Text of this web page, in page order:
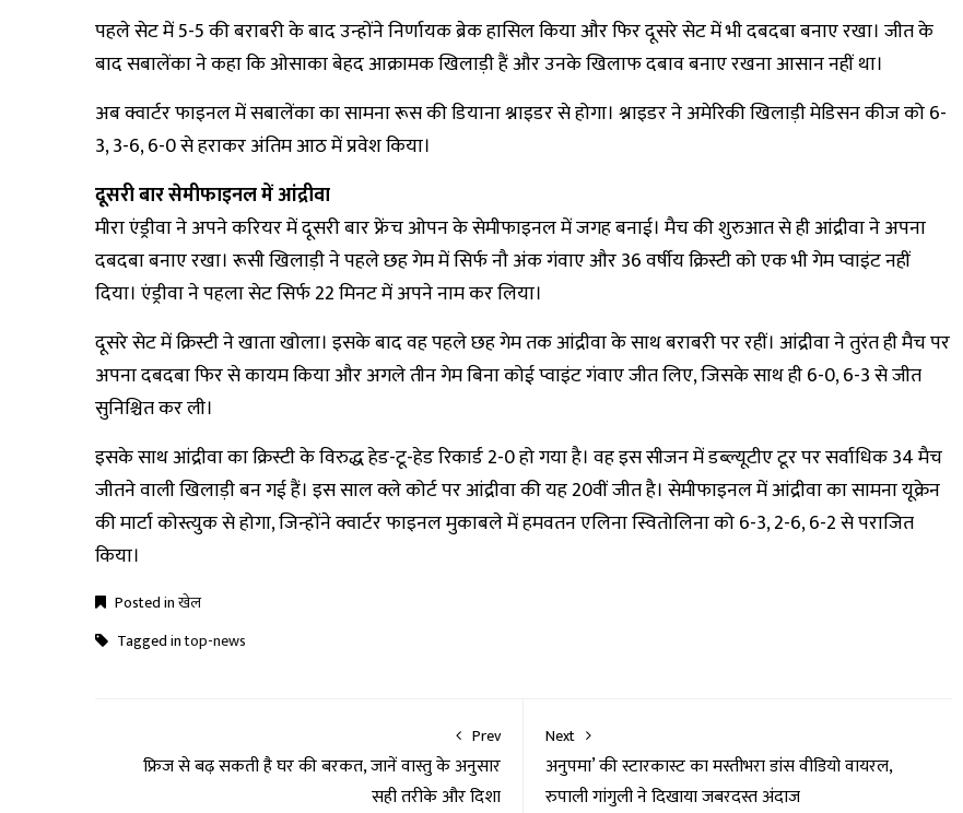
पहले सेट में 5-5 की बराबरी के बाद उन्होंने निर्णायक ब्रेक हासिल किया और फिर दूसरे सेट में भी दबदबा बनाए रखा। जीत के
बाद सबालेंका ने कहा कि ओसाका बेहद आक्रामक खिलाड़ी हैं और उनके खिलाफ दबाव बनाए रखना आसान नहीं था।
अब क्वार्टर फाइनल में सबालेंका का सामना रूस की डियाना श्नाइडर से होगा। श्नाइडर ने अमेरिकी खिलाड़ी मेडिसन कीज को 6-
3, 3-6, 6-0 से हराकर अंतिम आठ में प्रवेश किया।
दूसरी बार सेमीफाइनल में आंद्रीवा
मीरा एंड्रीवा ने अपने करियर में दूसरी बार फ्रेंच ओपन के सेमीफाइनल में जगह बनाई। मैच की शुरुआत से ही आंद्रीवा ने अपना
दबदबा बनाए रखा। रूसी खिलाड़ी ने पहले छह गेम में सिर्फ नौ अंक गंवाए और 36 वर्षीय क्रिस्टी को एक भी गेम प्वाइंट नहीं
दिया। एंड्रीवा ने पहला सेट सिर्फ 22 मिनट में अपने नाम कर लिया।
दूसरे सेट में क्रिस्टी ने खाता खोला। इसके बाद वह पहले छह गेम तक आंद्रीवा के साथ बराबरी पर रहीं। आंद्रीवा ने तुरंत ही मैच पर
अपना दबदबा फिर से कायम किया और अगले तीन गेम बिना कोई प्वाइंट गंवाए जीत लिए, जिसके साथ ही 6-0, 6-3 से जीत
सुनिश्चित कर ली।
इसके साथ आंद्रीवा का क्रिस्टी के विरुद्ध हेड-टू-हेड रिकार्ड 2-0 हो गया है। वह इस सीजन में डब्ल्यूटीए टूर पर सर्वाधिक 34 मैच
जीतने वाली खिलाड़ी बन गई हैं। इस साल क्ले कोर्ट पर आंद्रीवा की यह 20वीं जीत है। सेमीफाइनल में आंद्रीवा का सामना यूक्रेन
की मार्टा कोस्त्युक से होगा, जिन्होंने क्वार्टर फाइनल मुकाबले में हमवतन एलिना स्वितोलिना को 6-3, 2-6, 6-2 से पराजित
किया।
Posted inखेल
Tagged intop-news
Prev
फ्रिज से बढ़ सकती है घर की बरकत, जानें वास्तु के अनुसार
सही तरीके और दिशा
Next
अनुपमा’ की स्टारकास्ट का मस्तीभरा डांस वीडियो वायरल,
रुपाली गांगुली ने दिखाया जबरदस्त अंदाज